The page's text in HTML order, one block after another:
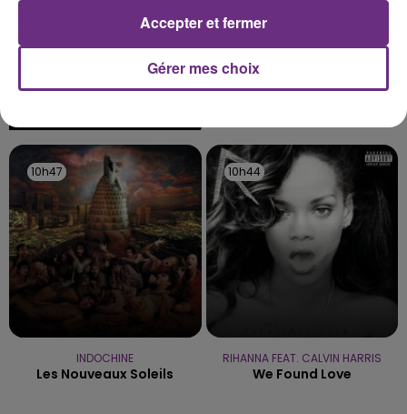
VENEZ FÊTER CE WEEK-END
L'ANNIVERSAIRE DE WOINIC
Ce samedi 8 août sera un grand jour :
l'anniversaire du plus gros sanglier du monde.
conviés !
10h47
10h47
INDOCHINE
Les Nouveaux Soleils
10h44
10h44
RIHANNA FEAT. CALVIN HARRIS
We Found Love
Gérer mes choix
Accepter et fermer